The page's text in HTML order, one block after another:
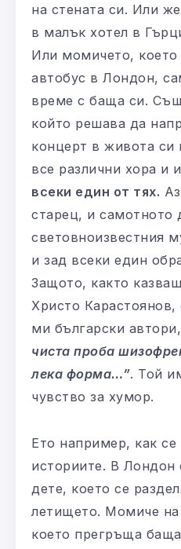
на стената си. Или
в малък хотел в
Или момичето, което
автобус в Лондон,
време с баща си.
който решава да
концерт в живота си
все различни хора и
всеки един от тях.
старец, и самотното
световноизвестния
и зад всеки един
Защото, както
Христо
ми български
чиста проба
лека форма…”. Той
чувство за хумор.
Ето например, как се
историите. В
дете, което се
летището. Момиче на
което прегръща